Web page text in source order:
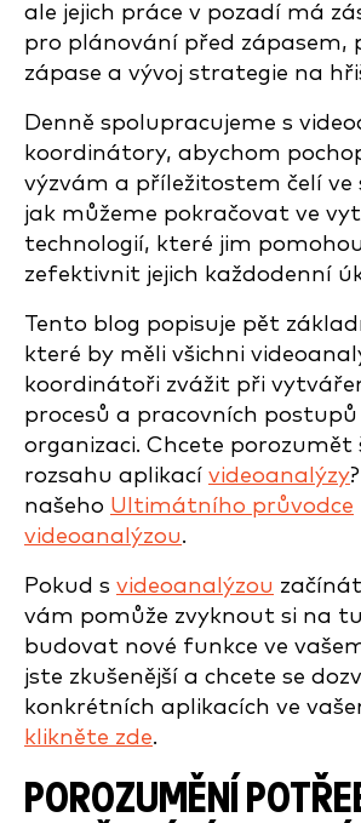
ale jejich práce v pozadí má
pro plánování před zápasem,
zápase a vývoj strategie na
Denně spolupracujeme s
koordinátory, abychom
výzvám a příležitostem čelí ve
jak můžeme pokračovat ve
technologií, které jim
zefektivnit jejich každodenní
Tento blog popisuje pět
které by měli všichni
koordinátoři zvážit při
procesů a pracovních postupů
organizaci. Chcete porozumět
rozsahu aplikací videoanalýzy
našeho Ultimátního průvodce
videoanalýzou.
Pokud s videoanalýzou
vám pomůže zvyknout si na
budovat nové funkce ve
jste zkušenější a chcete se
konkrétních aplikacích ve
klikněte zde.
POROZUMĚNÍ